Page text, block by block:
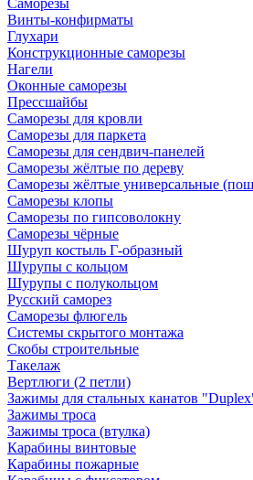
Саморезы
Винты-конфирматы
Глухари
Конструкционные саморезы
Нагели
Оконные саморезы
Прессшайбы
Саморезы для кровли
Саморезы для паркета
Саморезы для сендвич-панелей
Саморезы жёлтые по дереву
Саморезы жёлтые универсальные
Саморезы клопы
Саморезы по гипсоволокну
Саморезы чёрные
Шуруп костыль Г-образный
Шурупы с кольцом
Шурупы с полукольцом
Русский саморез
Саморезы флюгель
Системы скрытого монтажа
Скобы строительные
Такелаж
Вертлюги (2 петли)
Зажимы для стальных канатов
Зажимы троса
Зажимы троса (втулка)
Карабины винтовые
Карабины пожарные